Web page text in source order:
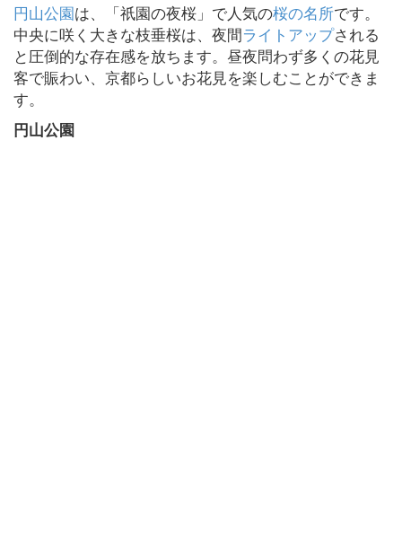
円山公園は、「祇園の夜桜」で人気の桜の名所です。
中央に咲く大きな枝垂桜は、夜間ライトアップされる
と圧倒的な存在感を放ちます。昼夜問わず多くの花見
客で賑わい、京都らしいお花見を楽しむことができま
す。
円山公園